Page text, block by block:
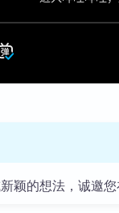
颖的想法，诚邀